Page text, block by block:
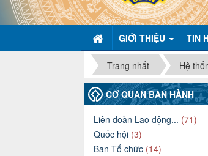
GIỚI THIỆU TIN
Trang nhất Hệ
CƠ QUAN BAN HÀNH
Liên đoàn Lao động... (71)
Quốc hội (3)
Ban Tổ chức (14)